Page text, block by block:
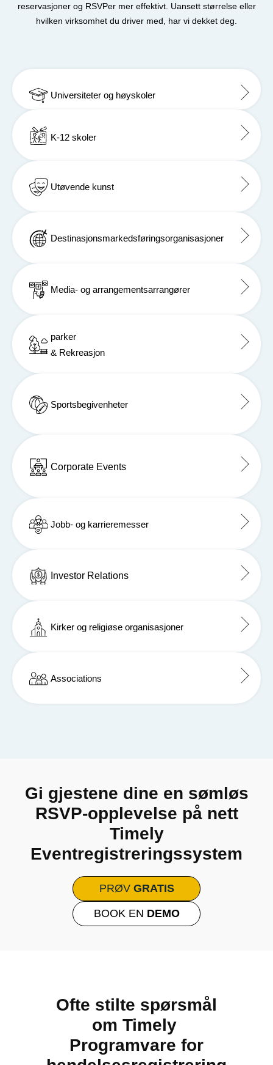
reservasjoner og RSVPer mer effektivt. Uansett størrelse eller
hvilken virksomhet du driver med, har vi dekket deg.
Universiteter og høyskoler
K-12 skoler
Utøvende kunst
Destinasjonsmarkedsføringsorganisasjoner
Media- og arrangementsarrangører
parker
& Rekreasjon
Sportsbegivenheter
Corporate Events
Jobb- og karrieremesser
Investor Relations
Kirker og religiøse organisasjoner
Associations
Gi gjestene dine en sømløs
RSVP-opplevelse på nett
Timely
Eventregistreringssystem
PRØV GRATIS
BOOK EN DEMO
Ofte stilte spørsmål
om Timely
Programvare for